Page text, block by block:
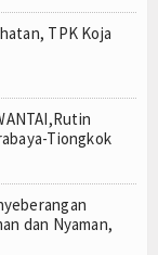
Kerja Sama
Diselundupkan
TPK Koja
Tiongkok
dan Nyaman,